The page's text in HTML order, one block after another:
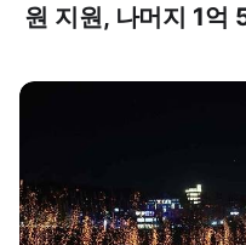
원 지원, 나머지 1억